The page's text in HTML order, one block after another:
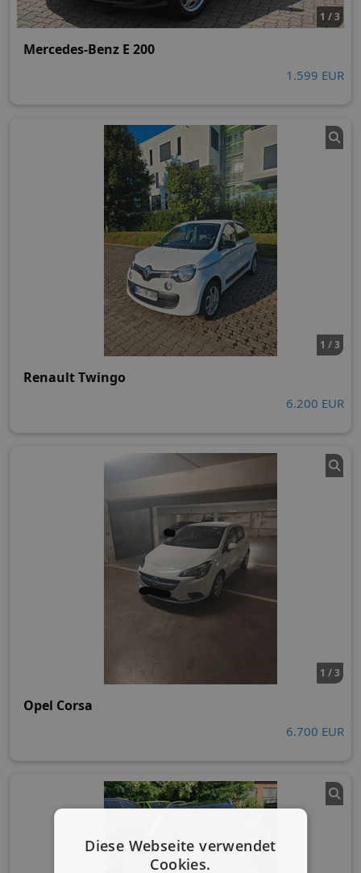
1 / 3
Mercedes-Benz E 200
1.599 EUR
1 / 3
Renault Twingo
6.200 EUR
1 / 3
Opel Corsa
6.700 EUR
Diese Webseite verwendet
Cookies.